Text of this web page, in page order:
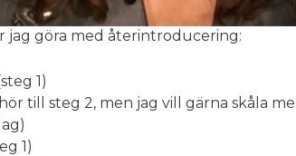
jag göra med återintroducering:
1)
till steg 2, men jag vill gärna skåla
1)